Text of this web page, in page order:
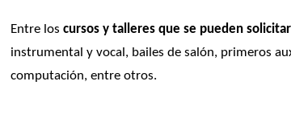
Entre los cursos y talleres que se pueden solicitar
instrumental y vocal, bailes de salón, primeros
computación, entre otros.